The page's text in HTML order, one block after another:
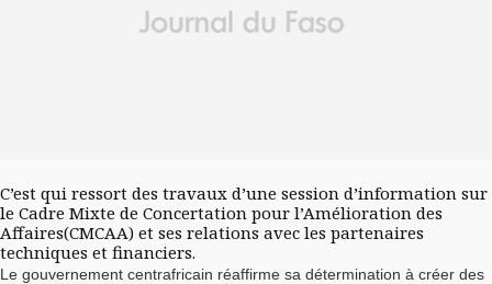
C’est qui ressort des travaux d’une session d’information sur
le Cadre Mixte de Concertation pour l’Amélioration des
Affaires(CMCAA) et ses relations avec les partenaires
techniques et financiers.
Le gouvernement centrafricain réaffirme sa détermination à créer des